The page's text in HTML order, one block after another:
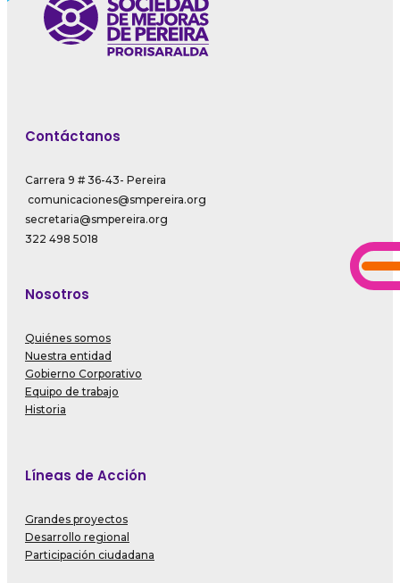
Contáctanos
Carrera 9 # 36-43- Pereira
comunicaciones@smpereira.org
secretaria@smpereira.org
322 498 5018
Nosotros
Quiénes somos
Nuestra entidad
Gobierno Corporativo
Equipo de trabajo
Historia
Líneas de Acción
Grandes proyectos
Desarrollo regional
Participación ciudadana